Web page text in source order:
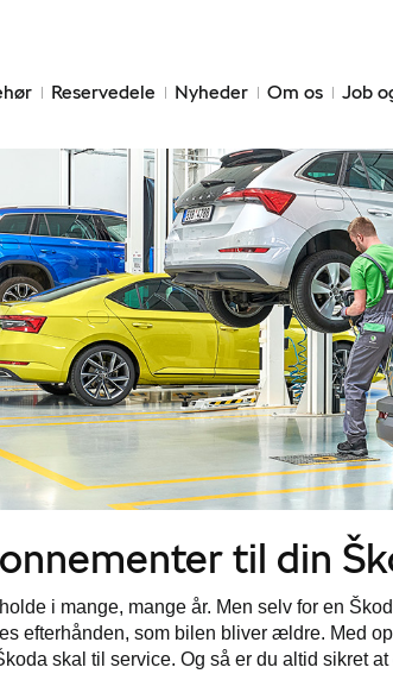
Reservedele Nyheder Om os Job
til din
i mange, mange år. Men selv for en
efterhånden, som bilen bliver ældre. Med
skal til service. Og så er du altid sikret